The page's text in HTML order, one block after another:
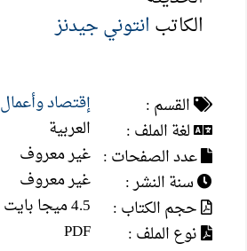
الكاتب انتوني جيدنز
القسم :
إقتصاد وأعمال
لغة الملف :
العربية
عدد الصفحات : غير معروف
سنة النشر :
غير معروف
حجم الكتاب :
4.5 ميجا بايت
نوع الملف :
PDF